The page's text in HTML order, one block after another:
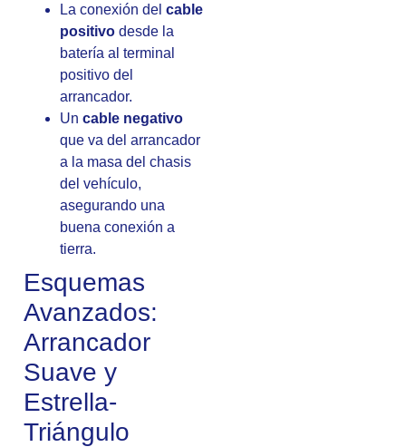
La conexión del cable
positivo desde la
batería al terminal
positivo del
arrancador.
Un cable negativo
que va del arrancador
a la masa del chasis
del vehículo,
asegurando una
buena conexión a
tierra.
Esquemas
Avanzados:
Arrancador
Suave y
Estrella-
Triángulo